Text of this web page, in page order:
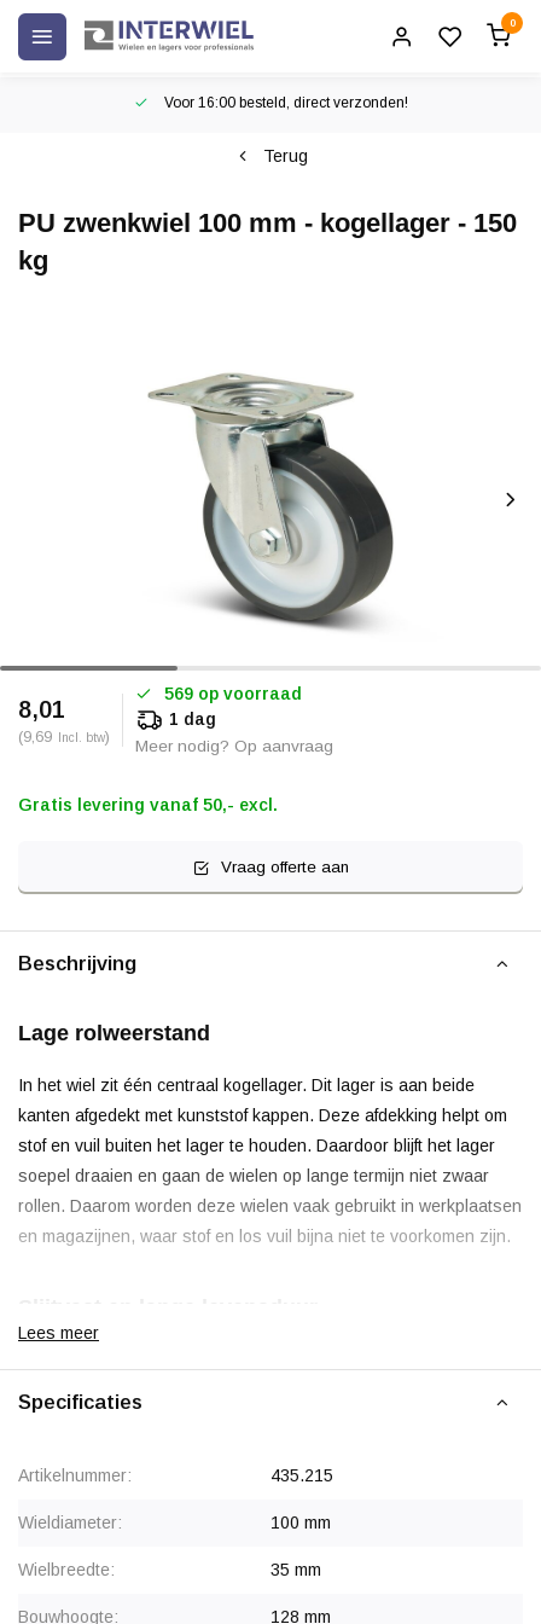
0
Voor 16:00 besteld, direct verzonden!
Terug
PU zwenkwiel 100 mm - kogellager - 150
kg
8,01
(9,69 Incl. btw)
569 op voorraad
1 dag
Meer nodig? Op aanvraag
Gratis levering vanaf 50,- excl.
Vraag offerte aan
Beschrijving
Lage rolweerstand
In het wiel zit één centraal kogellager. Dit lager is aan beide
kanten afgedekt met kunststof kappen. Deze afdekking helpt om
stof en vuil buiten het lager te houden. Daardoor blijft het lager
soepel draaien en gaan de wielen op lange termijn niet zwaar
rollen. Daarom worden deze wielen vaak gebruikt in werkplaatsen
en magazijnen, waar stof en los vuil bijna niet te voorkomen zijn.
combineert de hardheid van nylon met de elasticiteit van rubber.
Draaikrans
Lees meer
Specificaties
Artikelnummer: 435.215
Wieldiameter: 100 mm
Wielbreedte: 35 mm
Bouwhoogte: 128 mm